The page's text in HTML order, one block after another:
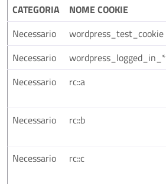
CATEGORIA NOME COOKIE
Necessario
wordpress_test_cookie
Necessario
wordpress_logged_in_*
Necessario
rc::a
Necessario rc::b
Necessario rc::c